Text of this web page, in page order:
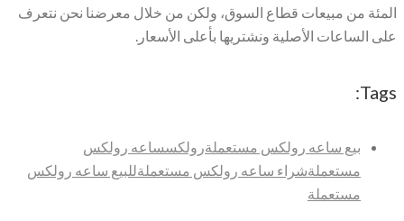
المئة من مبيعات قطاع السوق، ولكن من خلال معرضنا نحن نتعرف
على الساعات الأصلية ونشتريها بأعلى الأسعار.
Tags:
بيع ساعه رولكس مستعملةرولكسساعه رولكس
مستعملةشراء ساعه رولكس مستعملةللبيع ساعه رولكس
مستعملة